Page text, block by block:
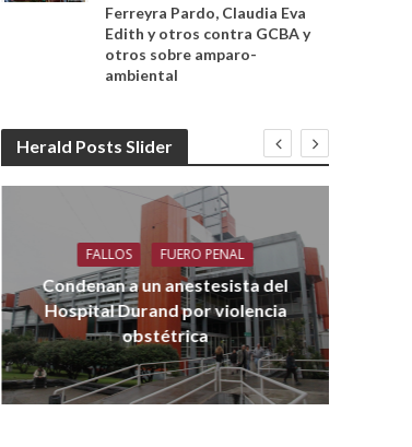
Ferreyra Pardo, Claudia Eva
Edith y otros contra GCBA y
otros sobre amparo-
ambiental
Herald Posts Slider
FALLOS FUERO PENAL
Condenan a un anestesista del
Hospital Durand por violencia
obstétrica